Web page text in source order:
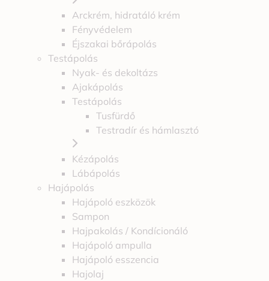
Arckrém, hidratáló krém
Fényvédelem
Éjszakai bőrápolás
Testápolás
Nyak- és dekoltázs
Ajakápolás
Testápolás
Tusfürdő
Testradír és hámlasztó
Kézápolás
Lábápolás
Hajápolás
Hajápoló eszközök
Sampon
Hajpakolás / Kondícionáló
Hajápoló ampulla
Hajápoló esszencia
Hajolaj